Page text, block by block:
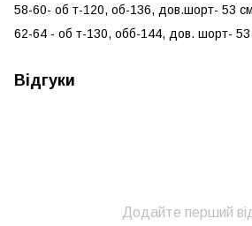
58-60- об т-120, об-136, дов.шорт- 53
62-64 - об т-130, обб-144, дов. шорт- 53
Відгуки
Додайте перший